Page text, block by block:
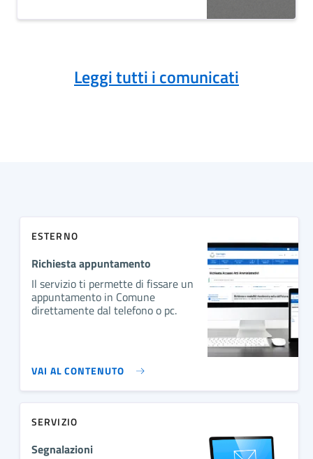
Leggi tutti i comunicati
ESTERNO
Richiesta appuntamento
Il servizio ti permette di fissare un
appuntamento in Comune
direttamente dal telefono o pc.
VAI AL CONTENUTO
SERVIZIO
Segnalazioni